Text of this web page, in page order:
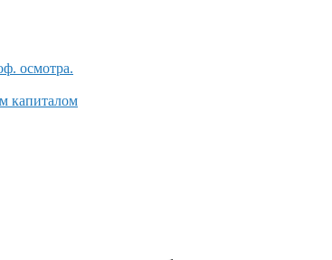
осмотра.
капиталом